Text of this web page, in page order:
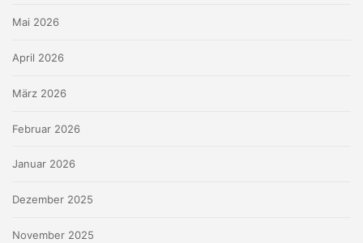
Mai 2026
April 2026
März 2026
Februar 2026
Januar 2026
Dezember 2025
November 2025